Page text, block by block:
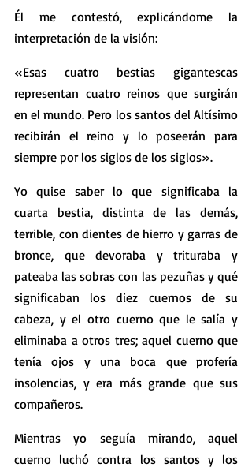
Él me contestó, explicándome la
interpretación de la visión:
«Esas cuatro bestias gigantescas
representan cuatro reinos que surgirán
en el mundo. Pero los santos del Altísimo
recibirán el reino y lo poseerán para
siempre por los siglos de los siglos».
Yo quise saber lo que significaba la
cuarta bestia, distinta de las demás,
terrible, con dientes de hierro y garras de
bronce, que devoraba y trituraba y
pateaba las sobras con las pezuñas y qué
significaban los diez cuernos de su
cabeza, y el otro cuerno que le salía y
eliminaba a otros tres; aquel cuerno que
tenía ojos y una boca que profería
insolencias, y era más grande que sus
compañeros.
Mientras yo seguía mirando, aquel
cuerno luchó contra los santos y los